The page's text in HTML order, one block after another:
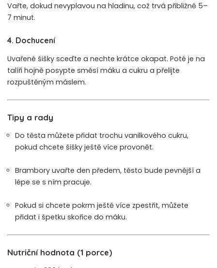
Vařte, dokud nevyplavou na hladinu, což trvá přibližně 5–
7 minut.
4. Dochucení
Uvařené šišky sceďte a nechte krátce okapat. Poté je na
talíři hojně posypte směsí máku a cukru a přelijte
rozpuštěným máslem.
Tipy a rady
Do těsta můžete přidat trochu vanilkového cukru,
pokud chcete šišky ještě více provonět.
Brambory uvařte den předem, těsto bude pevnější a
lépe se s ním pracuje.
Pokud si chcete pokrm ještě více zpestřit, můžete
přidat i špetku skořice do máku.
Nutriční hodnota (1 porce)